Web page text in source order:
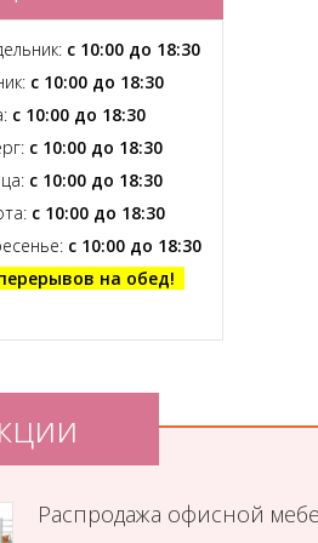
с 10:00 до 18:30
с 10:00 до 18:30
с 10:00 до 18:30
с 10:00 до 18:30
с 10:00 до 18:30
с 10:00 до 18:30
с 10:00 до 18:30
на обед!
Распродажа офисной